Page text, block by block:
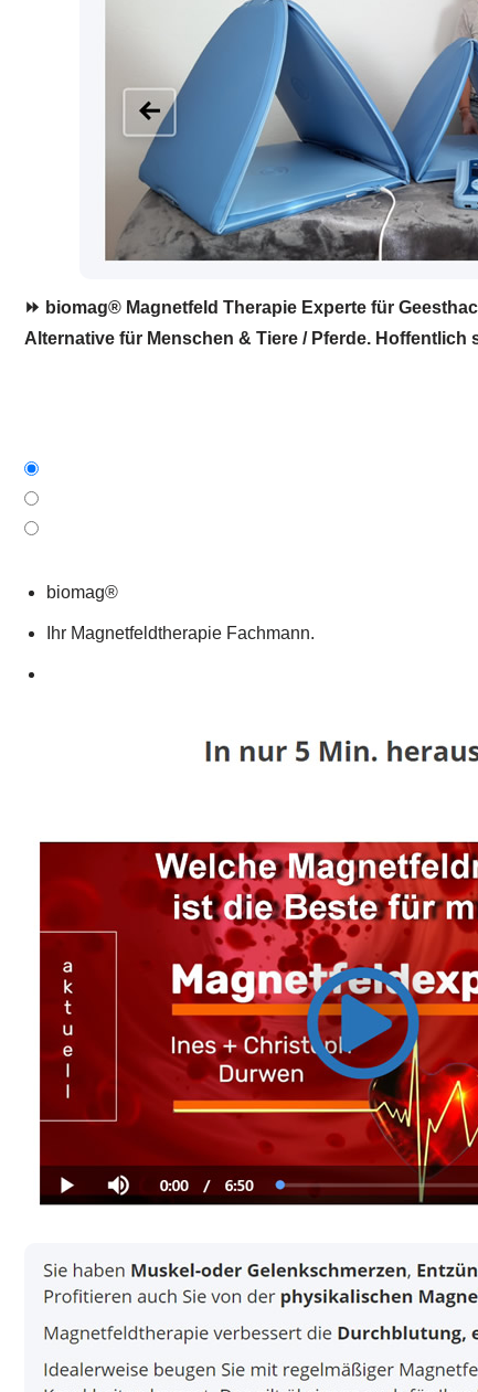
⏩ biomag® Magnetfeld Therapie Experte für
Alternative für Menschen & Tiere / Pferde.
biomag®
Ihr Magnetfeldtherapie Fachmann.